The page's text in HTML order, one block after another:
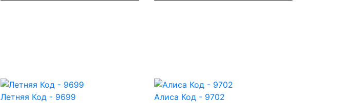
Летняя Код - 9699
Алиса Код - 9702